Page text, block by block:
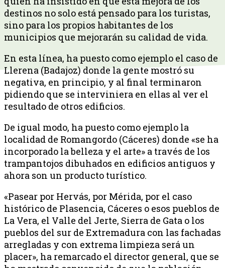
destinos no solo está pensado para los turistas,
sino para los propios habitantes de los
municipios que mejorarán su calidad de vida.
En esta línea, ha puesto como ejemplo el caso de
Llerena (Badajoz) donde la gente mostró su
negativa, en principio, y al final terminaron
pidiendo que se interviniera en ellas al ver el
resultado de otros edificios.
De igual modo, ha puesto como ejemplo la
localidad de Romangordo (Cáceres) donde «se ha
incorporado la belleza y el arte» a través de los
trampantojos dibuhados en edificios antiguos y
ahora son un producto turístico.
«Pasear por Hervás, por Mérida, por el caso
histórico de Plasencia, Cáceres o esos pueblos de
La Vera, el Valle del Jerte, Sierra de Gata o los
pueblos del sur de Extremadura con las fachadas
arregladas y con extrema limpieza será un
placer», ha remarcado el director general, que se